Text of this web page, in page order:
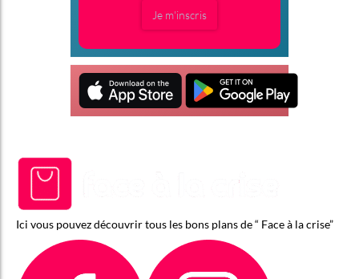
Je m'inscris
Ici vous pouvez découvrir tous les bons plans de “ Face à la crise”